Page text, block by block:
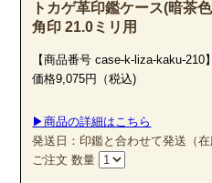
トカゲ革印鑑ケース(暗茶
角印 21.0ミリ用
【商品番号 case-k-liza-kaku-210】
価格9,075円（税込)
▶商品の詳細はこちら
発送日：印鑑と合わせて発送（在
ご注文 数量